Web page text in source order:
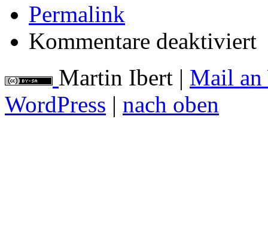
Permalink
Kommentare deaktiviert
Martin Ibert | Mail an
WordPress | nach oben